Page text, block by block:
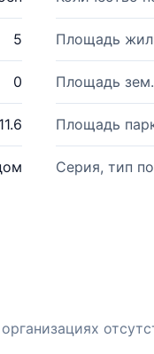
5 Площадь
0 Площадь
Площадь
Серия, тип